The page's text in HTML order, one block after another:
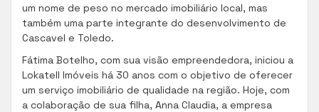
um nome de peso no mercado imobiliário local, mas
também uma parte integrante do desenvolvimento de
Cascavel e Toledo.
Fátima Botelho, com sua visão empreendedora, iniciou a
Lokatell Imóveis há 30 anos com o objetivo de oferecer
um serviço imobiliário de qualidade na região. Hoje, com
a colaboração de sua filha, Anna Claudia, a empresa